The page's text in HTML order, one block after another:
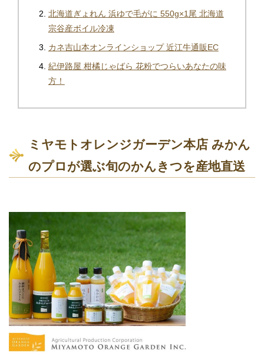
北海道ぎょれん 浜ゆで毛がに 550g×1尾 北海道
宗谷産ボイル冷凍
カネ吉山本オンラインショップ 近江牛通販EC
紀伊路屋 柑橘じゃばら 花粉でつらいあなたの味
方！
ミヤモトオレンジガーデン本店 みかん
のプロが選ぶ旬のかんきつを産地直送